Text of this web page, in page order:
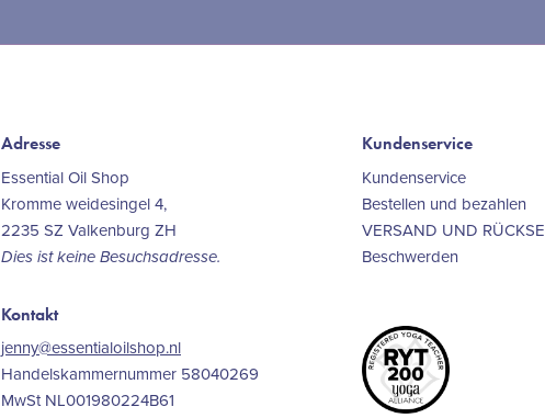
Adresse
Essential Oil Shop
Kromme weidesingel 4,
2235 SZ Valkenburg ZH
Dies ist keine Besuchsadresse.
Kontakt
jenny@essentialoilshop.nl
Handelskammernummer 58040269
MwSt NL001980224B61
Kundenservice
Kundenservice
Bestellen und bezahlen
VERSAND UND
Beschwerden